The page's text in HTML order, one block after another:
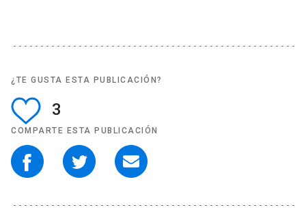
¿TE GUSTA ESTA PUBLICACIÓN?
3
COMPARTE ESTA PUBLICACIÓN